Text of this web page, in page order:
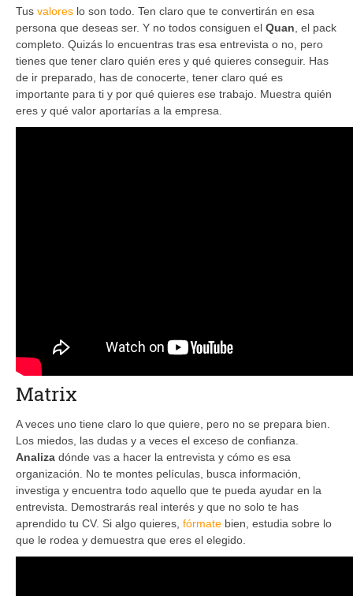
Tus valores lo son todo. Ten claro que te convertirán en esa
persona que deseas ser. Y no todos consiguen el Quan , el pack
completo. Quizás lo encuentras tras esa entrevista o no, pero
tienes que tener claro quién eres y qué quieres conseguir. Has
de ir preparado, has de conocerte, tener claro qué es
importante para ti y por qué quieres ese trabajo. Muestra quién
eres y qué valor aportarías a la empresa.
Matrix
A veces uno tiene claro lo que quiere, pero no se prepara bien.
Los miedos, las dudas y a veces el exceso de confianza.
Analiza dónde vas a hacer la entrevista y cómo es esa
organización. No te montes películas, busca información,
investiga y encuentra todo aquello que te pueda ayudar en la
entrevista. Demostrarás real interés y que no solo te has
aprendido tu CV. Si algo quieres, fórmate bien, estudia sobre lo
que le rodea y demuestra que eres el elegido.